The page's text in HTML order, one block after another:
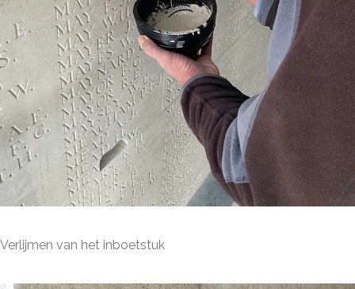
Verlijmen van het inboetstuk